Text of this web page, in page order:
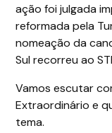
ação foi julgada
reformada pela
nomeação da
Sul recorreu ao
Vamos escutar
Extraordinário e
tema.